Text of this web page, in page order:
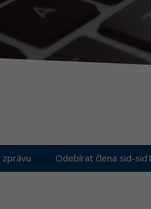
Odebírat člena sid-sid1